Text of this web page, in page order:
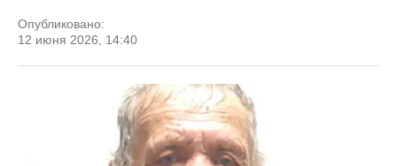
Опубликовано:
12 июня 2026, 14:40